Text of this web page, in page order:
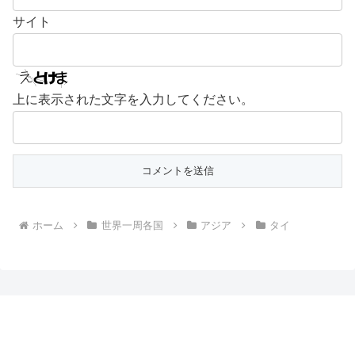
サイト
上に表示された文字を入力してください。
ホーム 世界一周各国 アジア タイ